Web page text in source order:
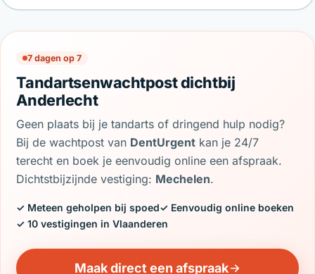
7 dagen op 7
Tandartsenwachtpost dichtbij
Anderlecht
Geen plaats bij je tandarts of dringend hulp nodig?
Bij de wachtpost van DentUrgent kan je 24/7
terecht en boek je eenvoudig online een afspraak.
Dichtstbijzijnde vestiging: Mechelen.
✓ Meteen geholpen bij spoed✓ Eenvoudig online boeken
✓ 10 vestigingen in Vlaanderen
Maak direct een afspraak